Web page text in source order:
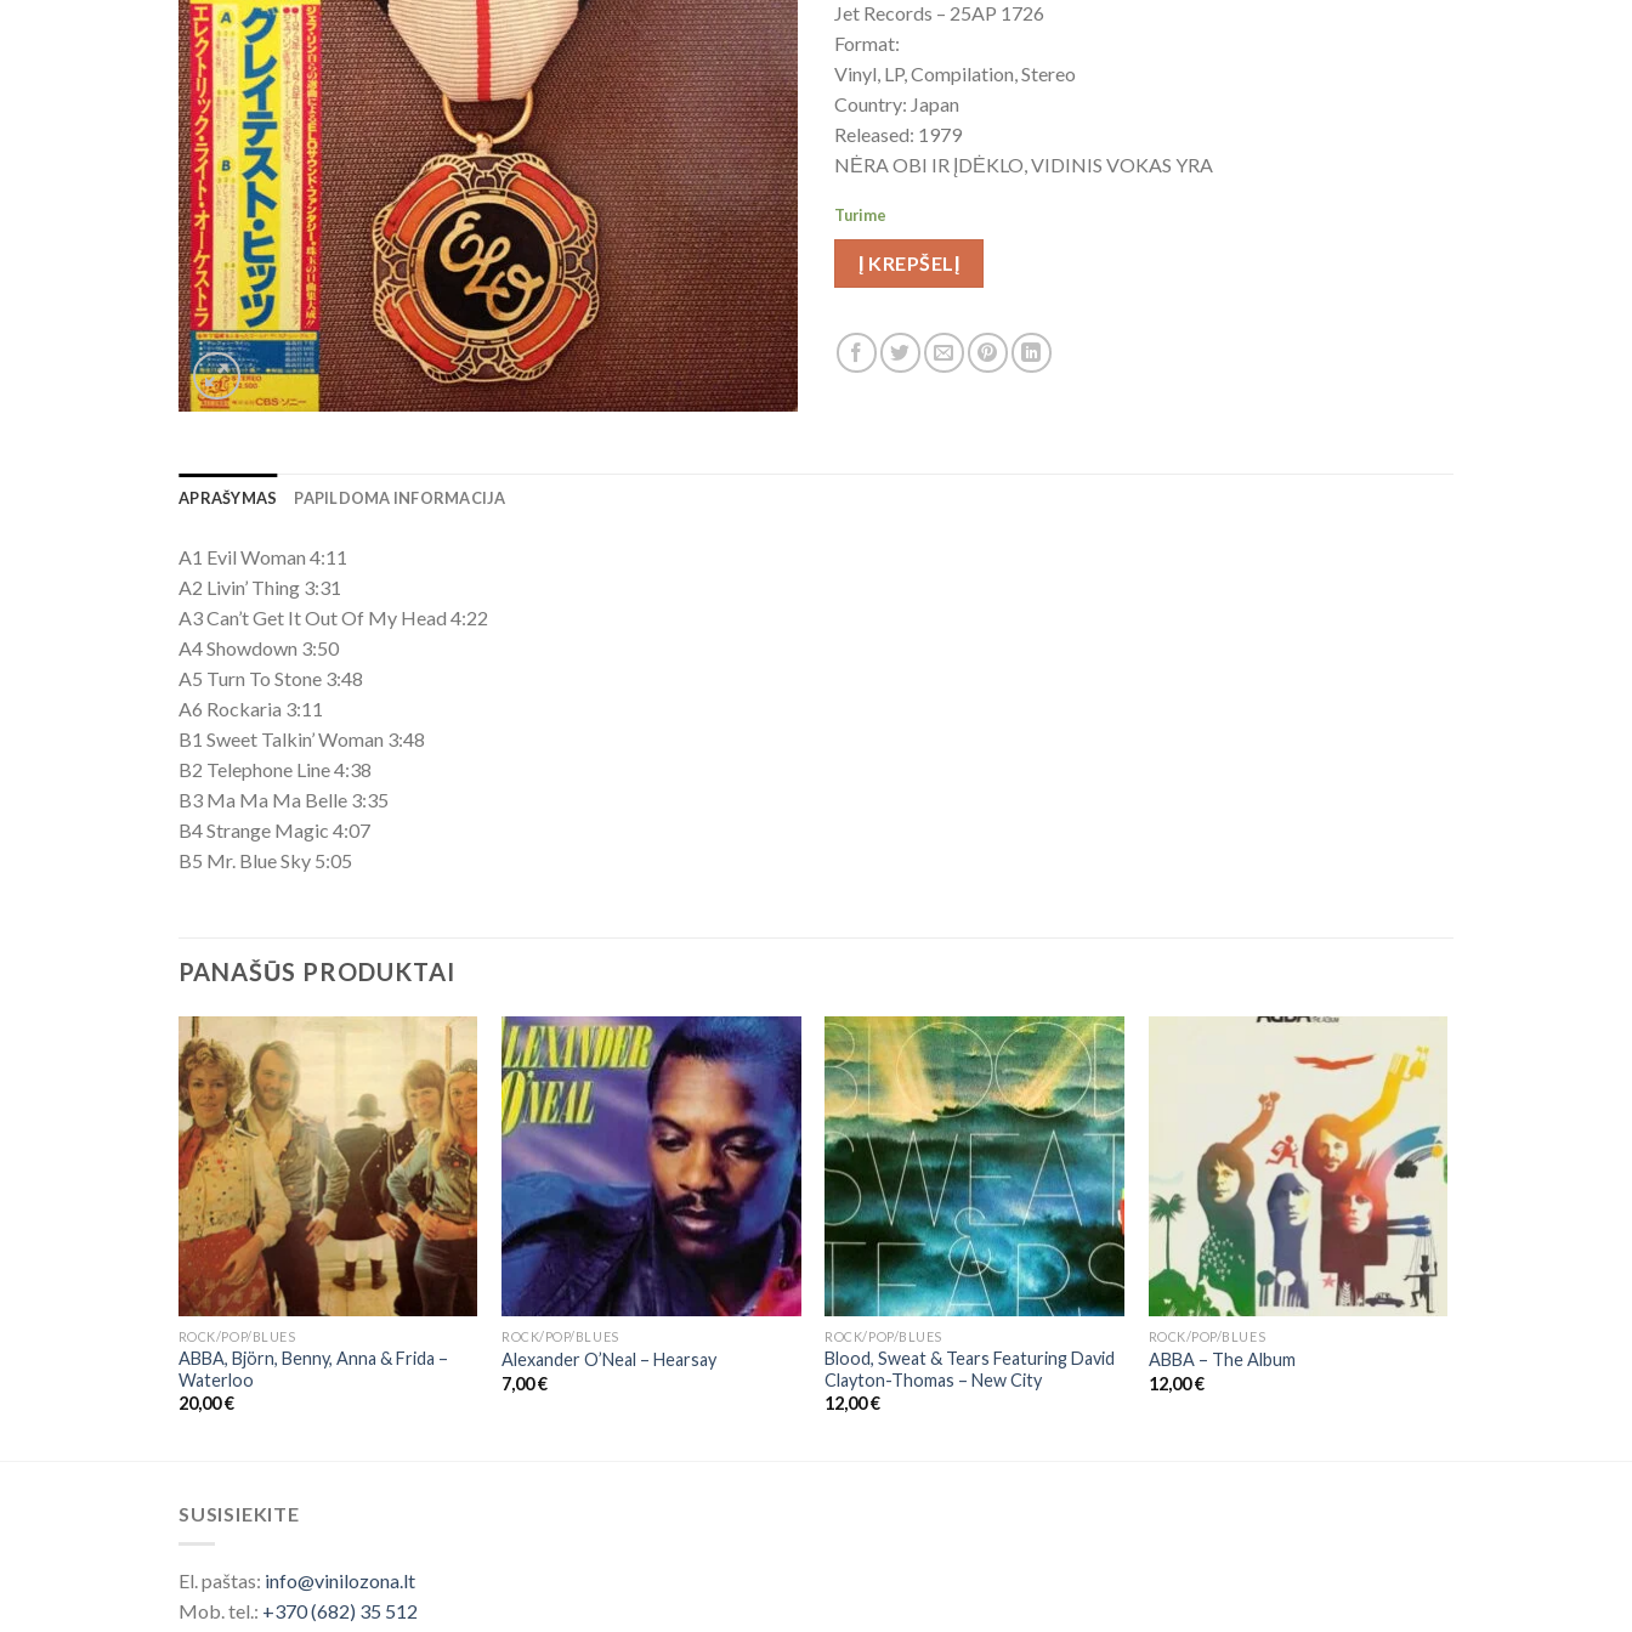
Jet Records – 25AP 1726
Format:
Vinyl, LP, Compilation, Stereo
Country: Japan
Released: 1979
NĖRA OBI IR ĮDĖKLO, VIDINIS VOKAS YRA
Turime
Į KREPŠELĮ
APRAŠYMAS PAPILDOMA INFORMACIJA
A1 Evil Woman 4:11
A2 Livin’ Thing 3:31
A3 Can’t Get It Out Of My Head 4:22
A4 Showdown 3:50
A5 Turn To Stone 3:48
A6 Rockaria 3:11
B1 Sweet Talkin’ Woman 3:48
B2 Telephone Line 4:38
B3 Ma Ma Ma Belle 3:35
B4 Strange Magic 4:07
B5 Mr. Blue Sky 5:05
PANAŠŪS PRODUKTAI
ROCK/POP/BLUES
ABBA, Björn, Benny, Anna & Frida ‎–
Waterloo
20,00€
ROCK/POP/BLUES
Alexander O’Neal – Hearsay
7,00€
ROCK/POP/BLUES
Blood, Sweat & Tears Featuring David
Clayton-Thomas ‎– New City
12,00€
ROCK/POP/BLUES
ABBA ‎– The Album
12,00€
SUSISIEKITE
El. paštas: info@vinilozona.lt
Mob. tel.: +370 (682) 35 512